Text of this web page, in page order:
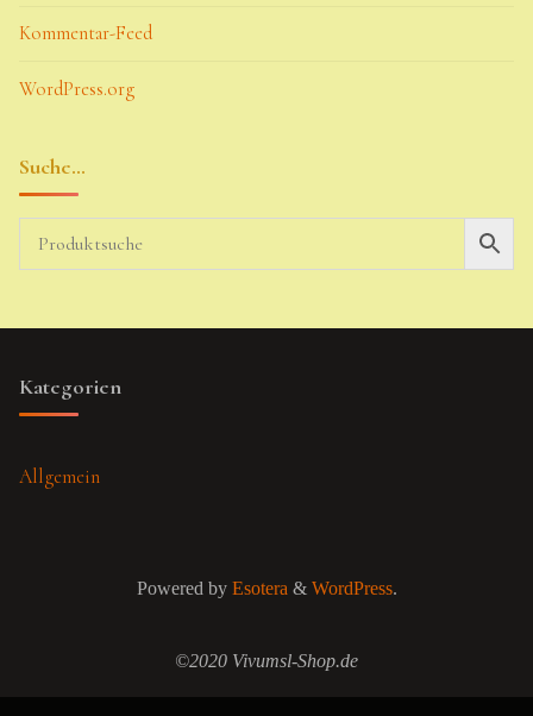
Kommentar-Feed
WordPress.org
Suche…
Kategorien
Allgemein
Powered byEsotera& WordPress.
©2020 Vivumsl-Shop.de